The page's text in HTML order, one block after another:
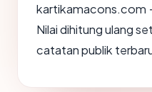
kartikamacons.com
Nilai dihitung ulang
catatan publik